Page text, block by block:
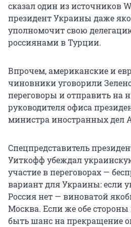
сказал один из источников
президент Украины даже
уполномочит свою
россиянами в Турции.
Впрочем, американские и
чиновники уговорили
переговоры и отправить на
руководителя офиса
министра иностранных дел
Спецпредставитель
Уиткофф убеждал
участие в переговорах —
вариант для Украины: если
Россия нет — виноватой
Москва. Если же обе
быть шанс на прекращение